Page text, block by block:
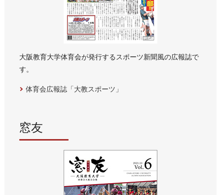
大阪教育大学体育会が発行するスポーツ新聞風の広報誌で
す。
体育会広報誌「大教スポーツ」
窓友